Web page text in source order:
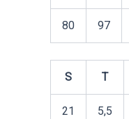
80 97
S T
21 5,5